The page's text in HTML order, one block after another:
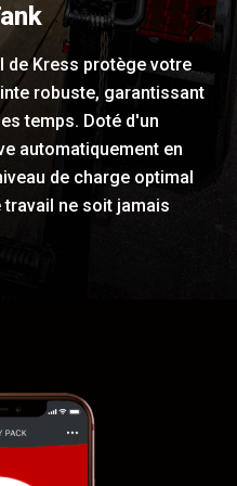
de Kress protège votre
robuste, garantissant
temps. Doté d'un
automatiquement en
de charge optimal
travail ne soit jamais